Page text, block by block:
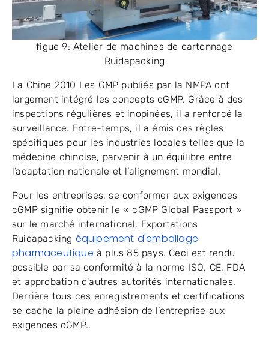
figue 9: Atelier de machines de cartonnage
Ruidapacking
La Chine 2010 Les GMP publiés par la NMPA ont
largement intégré les concepts cGMP. Grâce à des
inspections régulières et inopinées, il a renforcé la
surveillance. Entre-temps, il a émis des règles
spécifiques pour les industries locales telles que la
médecine chinoise, parvenir à un équilibre entre
l’adaptation nationale et l’alignement mondial.
Pour les entreprises, se conformer aux exigences
cGMP signifie obtenir le « cGMP Global Passport »
sur le marché international. Exportations
Ruidapacking équipement d'emballage
pharmaceutique à plus 85 pays. Ceci est rendu
possible par sa conformité à la norme ISO, CE, FDA
et approbation d'autres autorités internationales.
Derrière tous ces enregistrements et certifications
se cache la pleine adhésion de l’entreprise aux
exigences cGMP..